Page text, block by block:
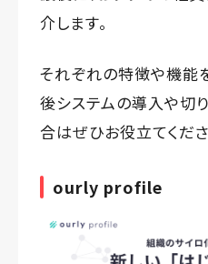
介します。
それぞれの特徴や機能
後システムの導入や切
合はぜひお役立てくださ
ourly profile